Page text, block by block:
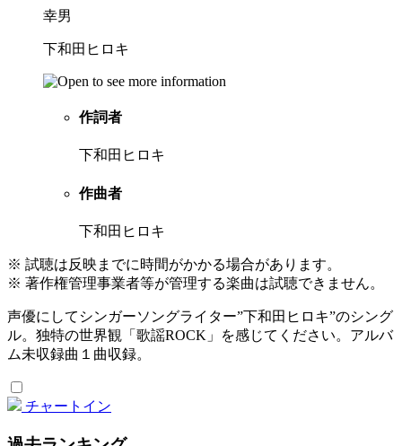
幸男
下和田ヒロキ
作詞者
下和田ヒロキ
作曲者
下和田ヒロキ
※ 試聴は反映までに時間がかかる場合があります。
※ 著作権管理事業者等が管理する楽曲は試聴できません。
声優にしてシンガーソングライター”下和田ヒロキ”のシング
ル。独特の世界観「歌謡ROCK」を感じてください。アルバ
ム未収録曲１曲収録。
チャートイン